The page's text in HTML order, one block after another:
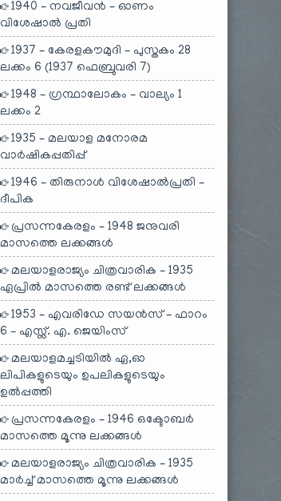
1940 – നവജീവൻ – ഓണം
വിശേഷാൽ പ്രതി
1937 – കേരളകൗമുദി – പുസ്തകം 28
ലക്കം 6 (1937 ഫെബ്രുവരി 7)
1948 – ഗ്രന്ഥാലോകം – വാല്യം 1
ലക്കം 2
1935 – മലയാള മനോരമ
വാർഷികപ്പതിപ്പ്
1946 – തിരുനാൾ വിശേഷാൽപ്രതി –
ദീപിക
പ്രസന്നകേരളം – 1948 ജനുവരി
മാസത്തെ ലക്കങ്ങൾ
മലയാളരാജ്യം ചിത്രവാരിക – 1935
ഏപ്രിൽ മാസത്തെ രണ്ട് ലക്കങ്ങൾ
1953 – എവരിഡേ സയൻസ് – ഫാറം
6 – എസ്സ്. എ. ജെയിംസ്
മലയാളമച്ചടിയിൽ ഏ,ഓ
ലിപികളുടെയും ഉപലികളുടെയും
ഉൽപ്പത്തി
പ്രസന്നകേരളം – 1946 ഒക്ടോബർ
മാസത്തെ മൂന്നു ലക്കങ്ങൾ
മലയാളരാജ്യം ചിത്രവാരിക – 1935
മാർച്ച് മാസത്തെ മൂന്നു ലക്കങ്ങൾ